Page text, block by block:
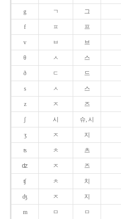
g ㄱ 그
f ㅍ 프
v ㅂ 브
θ ㅅ 스
ð ㄷ 드
s ㅅ 스
z ㅈ 즈
ʃ 시 슈, 시
ʒ ㅈ 지
ʦ ㅊ 츠
ʣ ㅈ 즈
ʧ ㅊ 치
ʤ ㅈ 지
m ㅁ ㅁ